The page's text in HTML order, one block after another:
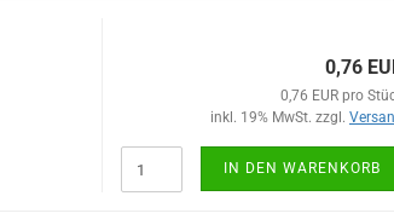
0,76
0,76 EUR pro
inkl. 19% MwSt. zzgl.
IN DEN WARENKORB